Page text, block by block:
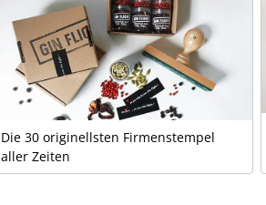
Die 30 originellsten Firmenstempel
aller Zeiten